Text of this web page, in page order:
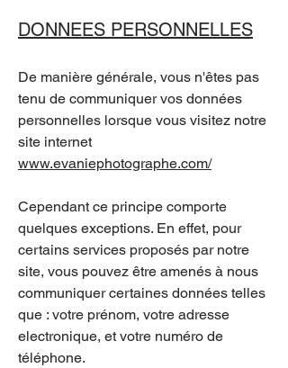
DONNEES PERSONNELLES
De manière générale, vous n'êtes pas
tenu de communiquer vos données
personnelles lorsque vous visitez notre
site internet
www.evaniephotographe.com/
Cependant ce principe comporte
quelques exceptions. En effet, pour
certains services proposés par notre
site, vous pouvez être amenés à nous
communiquer certaines données telles
que : votre prénom, votre adresse
electronique, et votre numéro de
téléphone.